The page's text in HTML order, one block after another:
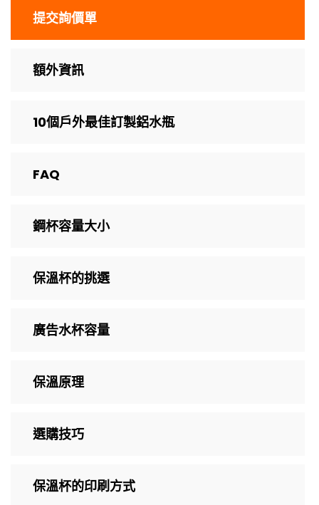
提交詢價單
額外資訊
10個戶外最佳訂製鋁水瓶
FAQ
鋼杯容量大小
保溫杯的挑選
廣告水杯容量
保溫原理
選購技巧
保溫杯的印刷方式